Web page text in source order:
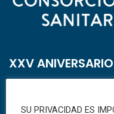
XXV ANIVERSARIO
SU PRIVACIDAD ES